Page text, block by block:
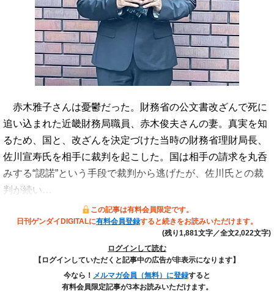
赤木雅子さんは憂鬱だった。財務省の公文書改ざんで死に
追い込まれた近畿財務局職員、赤木俊夫さんの妻。真実を知
るため、国と、改ざんを決定づけた当時の財務省理財局長、
佐川宣寿氏を相手に裁判を起こした。国は相手の請求を丸呑
みする“認諾”という手段で裁判から逃げたが、佐川氏との裁
判が続い…
この記事は有料会員限定です。
日刊ゲンダイDIGITALに有料会員登録すると続きをお読みいただけます。
(残り1,881文字／全文2,022文字)
ログインして読む
【ログインしていただくと記事中の広告が非表示になります】
今なら！ メルマガ会員（無料）に登録すると
有料会員限定記事が3本お読みいただけます。